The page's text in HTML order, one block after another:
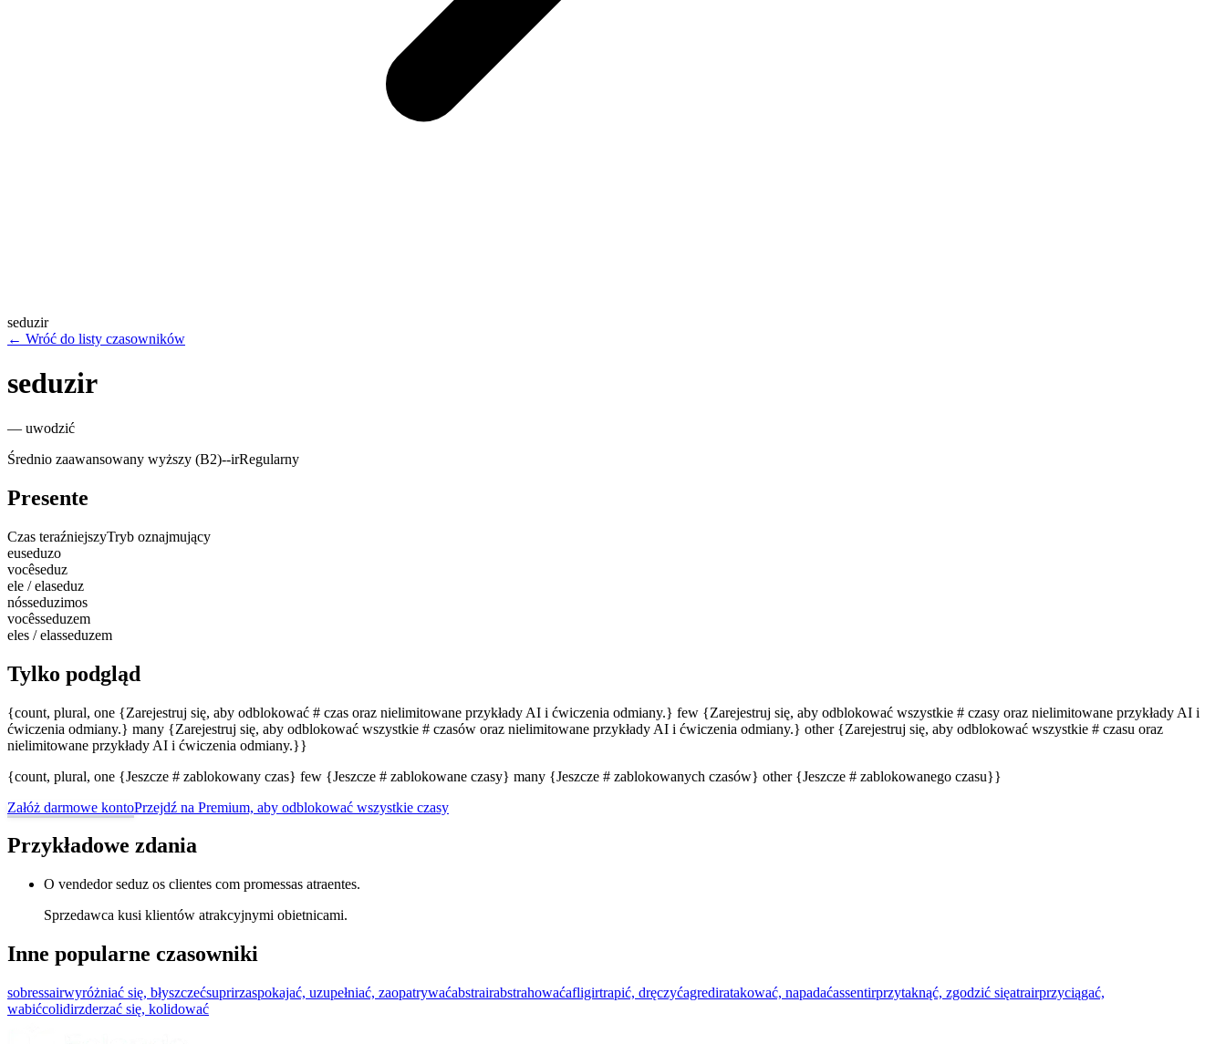
seduzir
← Wróć do listy czasowników
seduzir
— uwodzić
Średnio zaawansowany wyższy (B2)--irRegularny
Presente
Czas teraźniejszyTryb oznajmujący
euseduzo
vocêseduz
ele / elaseduz
nósseduzimos
vocêsseduzem
eles / elasseduzem
Tylko podgląd
{count, plural, one {Zarejestruj się, aby odblokować # czas oraz nielimitowane przykłady AI i ćwiczenia odmiany.} few {Zarejestruj się, aby odblokować wszystkie # czasy oraz nielimitowane przykłady AI i
ćwiczenia odmiany.} many {Zarejestruj się, aby odblokować wszystkie # czasów oraz nielimitowane przykłady AI i ćwiczenia odmiany.} other {Zarejestruj się, aby odblokować wszystkie # czasu oraz
nielimitowane przykłady AI i ćwiczenia odmiany.}}
{count, plural, one {Jeszcze # zablokowany czas} few {Jeszcze # zablokowane czasy} many {Jeszcze # zablokowanych czasów} other {Jeszcze # zablokowanego czasu}}
Załóż darmowe kontoPrzejdź na Premium, aby odblokować wszystkie czasy
Przykładowe zdania
O vendedor seduz os clientes com promessas atraentes.
Sprzedawca kusi klientów atrakcyjnymi obietnicami.
Inne popularne czasowniki
sobressairwyróżniać się, błyszczećsuprirzaspokajać, uzupełniać, zaopatrywaćabstrairabstrahowaćafligirtrapić, dręczyćagrediratakować, napadaćassentirprzytaknąć, zgodzić sięatrairprzyciągać,
wabićcolidirzderzać się, kolidować